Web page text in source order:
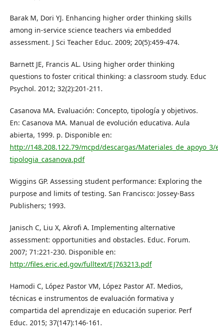
Barak M, Dori YJ. Enhancing higher order thinking skills
among in-service science teachers via embedded
assessment. J Sci Teacher Educ. 2009; 20(5):459-474.
Barnett JE, Francis AL. Using higher order thinking
questions to foster critical thinking: a classroom study. Educ
Psychol. 2012; 32(2):201-211.
Casanova MA. Evaluación: Concepto, tipología y objetivos.
En: Casanova MA. Manual de evolución educativa. Aula
abierta, 1999. p. Disponible en:
http://148.208.122.79/mcpd/descargas/
tipologia_casanova.pdf
Wiggins GP. Assessing student performance: Exploring the
purpose and limits of testing. San Francisco: Jossey-Bass
Publishers; 1993.
Janisch C, Liu X, Akrofi A. Implementing alternative
assessment: opportunities and obstacles. Educ. Forum.
2007; 71:221-230. Disponible en:
http://files.eric.ed.gov/fulltext/EJ763213.pdf
Hamodi C, López Pastor VM, López Pastor AT. Medios,
técnicas e instrumentos de evaluación formativa y
compartida del aprendizaje en educación superior. Perf
Educ. 2015; 37(147):146-161.